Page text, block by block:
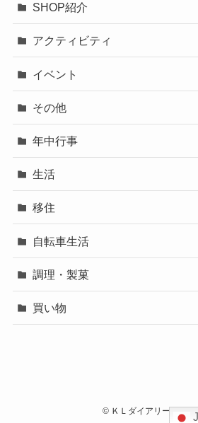
SHOP紹介
アクティビティ
イベント
その他
年中行事
生活
移住
自転車生活
調理・製菓
買い物
©ＫＬダイアリートラタ